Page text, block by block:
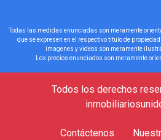
Todas las medidas enunciadas son meramente
que se expresen en el respectivo título de
imagenes y videos son meramente
Los precios enunciados son meramente
Todos los derechos
Contáctenos